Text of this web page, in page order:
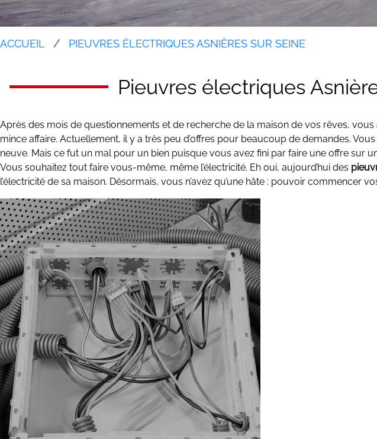
ACCUEIL PIEUVRES ÉLECTRIQUES ASNIÈRES SUR SEINE
Pieuvres électriques
Après des mois de questionnements et de recherche de la maison de vos rêves,
mince affaire. Actuellement, il y a très peu d’offres pour beaucoup de demandes.
neuve. Mais ce fut un mal pour un bien puisque vous avez fini par faire une offre sur
Vous souhaitez tout faire vous-même, même l’électricité. Eh oui, aujourd’hui des
l’électricité de sa maison. Désormais, vous n’avez qu’une hâte : pouvoir commencer